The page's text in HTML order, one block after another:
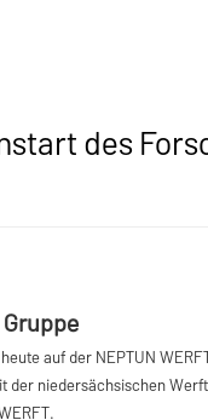
des
auf der NEPTUN
der niedersächsischen